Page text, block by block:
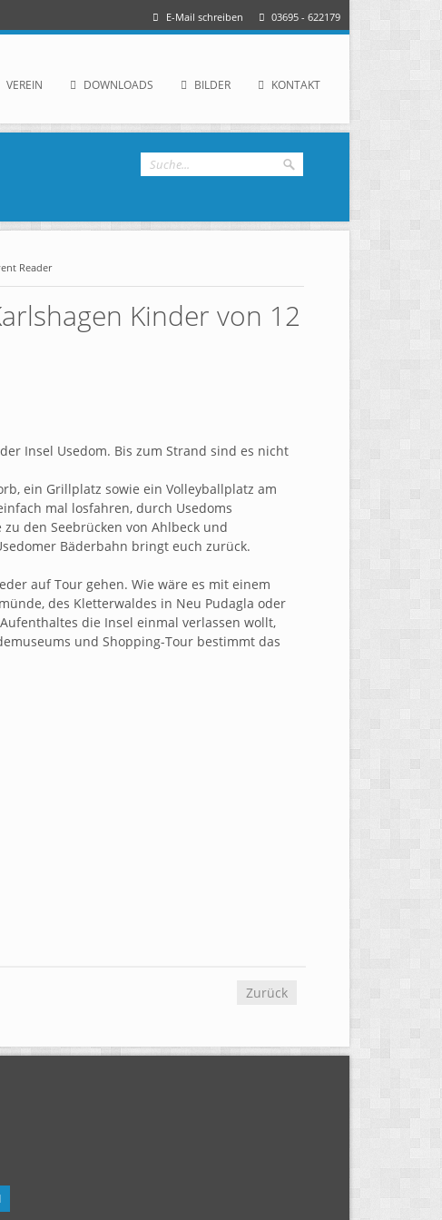
E-Mail schreiben 03695 - 622179
VEREIN DOWNLOADS BILDER KONTAKT
Reader
Kinder von 12
Insel Usedom. Bis zum Strand sind es nicht
ein Grillplatz sowie ein Volleyballplatz am
mal losfahren, durch Usedoms
den Seebrücken von Ahlbeck und
Bäderbahn bringt euch zurück.
auf Tour gehen. Wie wäre es mit einem
des Kletterwaldes in Neu Pudagla oder
die Insel einmal verlassen wollt,
und Shopping-Tour bestimmt das
Zurück